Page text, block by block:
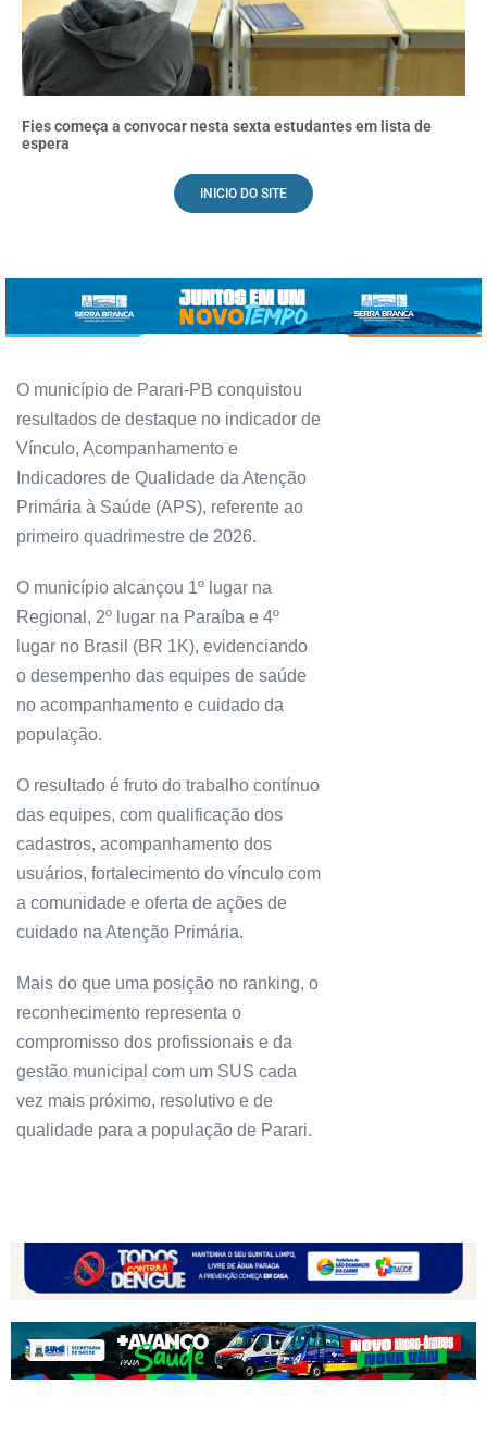
Fies começa a convocar nesta sexta estudantes em lista de
espera
INICIO DO SITE
O município de Parari-PB conquistou
resultados de destaque no indicador de
Vínculo, Acompanhamento e
Indicadores de Qualidade da Atenção
Primária à Saúde (APS), referente ao
primeiro quadrimestre de 2026.
O município alcançou 1º lugar na
Regional, 2º lugar na Paraíba e 4º
lugar no Brasil (BR 1K), evidenciando
o desempenho das equipes de saúde
no acompanhamento e cuidado da
população.
O resultado é fruto do trabalho contínuo
das equipes, com qualificação dos
cadastros, acompanhamento dos
usuários, fortalecimento do vínculo com
a comunidade e oferta de ações de
cuidado na Atenção Primária.
Mais do que uma posição no ranking, o
reconhecimento representa o
compromisso dos profissionais e da
gestão municipal com um SUS cada
vez mais próximo, resolutivo e de
qualidade para a população de Parari.